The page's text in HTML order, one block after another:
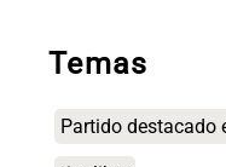
Temas
Partido destacado